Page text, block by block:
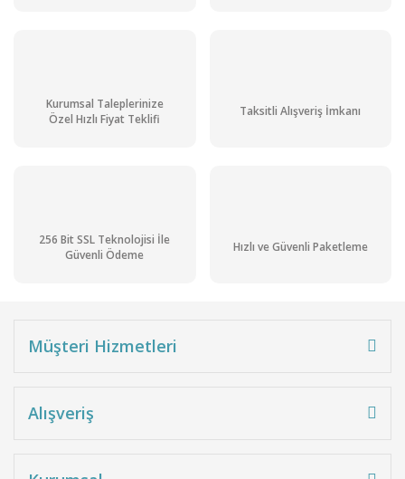
Kurumsal Taleplerinize
Özel Hızlı Fiyat Teklifi
Taksitli Alışveriş İmkanı
256 Bit SSL Teknolojisi İle
Güvenli Ödeme
Hızlı ve Güvenli Paketleme
Müşteri Hizmetleri
Alışveriş